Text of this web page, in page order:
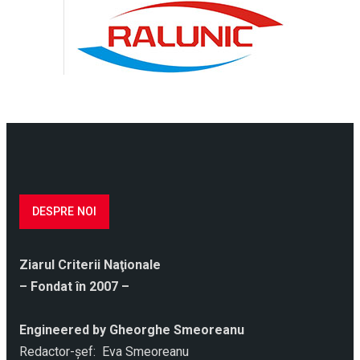
DESPRE NOI
Ziarul Criterii Naţionale
– Fondat în 2007 –
Engineered by Gheorghe Smeoreanu
Redactor-şef: Eva Smeoreanu